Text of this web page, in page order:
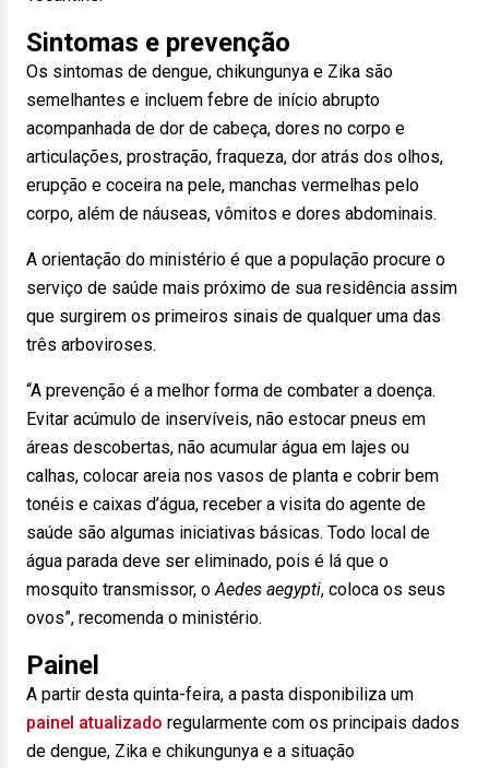
Sintomas e prevenção
Os sintomas de dengue, chikungunya e Zika são
semelhantes e incluem febre de início abrupto
acompanhada de dor de cabeça, dores no corpo e
articulações, prostração, fraqueza, dor atrás dos olhos,
erupção e coceira na pele, manchas vermelhas pelo
corpo, além de náuseas, vômitos e dores abdominais.
A orientação do ministério é que a população procure o
serviço de saúde mais próximo de sua residência assim
que surgirem os primeiros sinais de qualquer uma das
três arboviroses.
“A prevenção é a melhor forma de combater a doença.
Evitar acúmulo de inservíveis, não estocar pneus em
áreas descobertas, não acumular água em lajes ou
calhas, colocar areia nos vasos de planta e cobrir bem
tonéis e caixas d’água, receber a visita do agente de
saúde são algumas iniciativas básicas. Todo local de
água parada deve ser eliminado, pois é lá que o
mosquito transmissor, oAedes aegypti, coloca os seus
ovos”, recomenda o ministério.
Painel
A partir desta quinta-feira, a pasta disponibiliza um
painel atualizado regularmente com os principais dados
de dengue, Zika e chikungunya e a situação